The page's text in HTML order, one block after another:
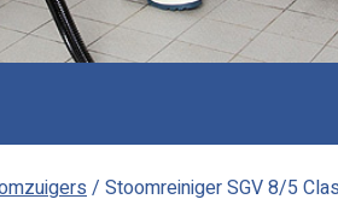
/ Stoomreiniger SGV 8/5